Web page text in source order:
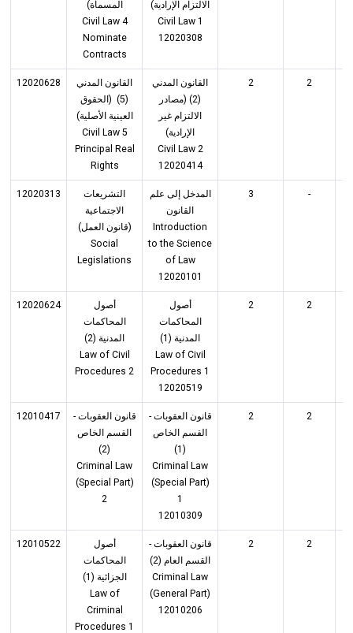
المسماة)
Civil Law 4
Nominate
Contracts
الالتزام الإرادية)
Civil Law 1
12020308
12020628
القانون المدني
(5) (الحقوق
العينية الأصلية)
Civil Law 5
Principal Real
Rights
القانون المدني
(2) (مصادر
الالتزام غير
الإرادية)
Civil Law 2
12020414
2 2
12020313
التشريعات
الاجتماعية
(قانون العمل)
Social
Legislations
المدخل إلى علم
القانون
Introduction
to the Science
of Law
12020101
3 -
12020624
أصول
المحاكمات
المدنية (2)
Law of Civil
Procedures 2
أصول
المحاكمات
المدنية (1)
Law of Civil
Procedures 1
12020519
2 2
12010417
قانون العقوبات -
القسم الخاص
(2)
Criminal Law
(Special Part)
2
قانون العقوبات -
القسم الخاص
(1)
Criminal Law
(Special Part)
1
12010309
2 2
12010522
أصول
المحاكمات
الجزائية (1)
Law of
Criminal
Procedures 1
قانون العقوبات -
القسم العام (2)
Criminal Law
(General Part)
12010206
2 2